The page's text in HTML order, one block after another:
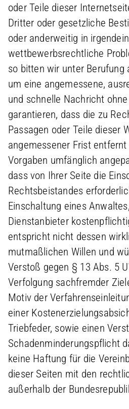
oder Teile dieser
Dritter oder gesetzliche
oder anderweitig in
wettbewerbsrechtliche
so bitten wir unter Berufung
um eine angemessene,
und schnelle Nachricht
garantieren, dass die zu
Passagen oder Teile dieser
angemessener Frist
Vorgaben umfänglich
dass von Ihrer Seite die
Rechtsbeistandes
Einschaltung eines
Dienstanbieter
entspricht nicht dessen
mutmaßlichen Willen und
Verstoß gegen § 13 Abs. 5
Verfolgung sachfremder
Motiv der
einer
Triebfeder, sowie einen
Schadenminderungspflicht
keine Haftung für die
dieser Seiten mit den
außerhalb der